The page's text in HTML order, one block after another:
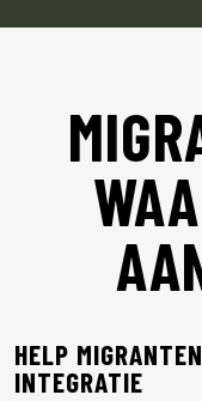
HELP
INTEGRATIE